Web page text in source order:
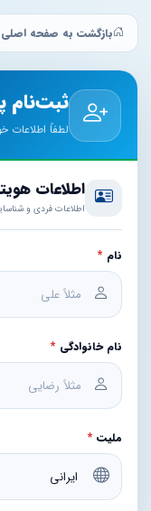
بازگشت به صفحه اصلی
ثبت‌نام
لطفاً اطلاعات
اطلاعات
اطلاعات فردی و
نام *
نام خانوادگی *
ملیت *